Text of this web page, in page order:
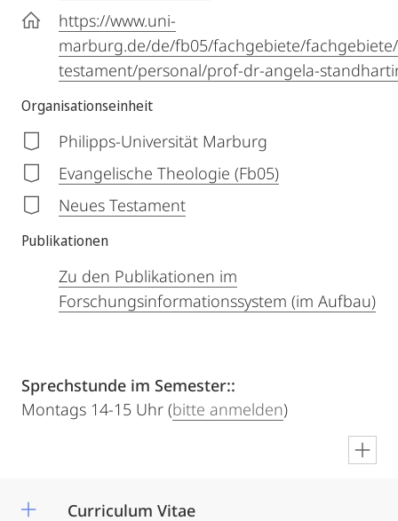
https://www.uni-
marburg.de/de/fb05/fachgebiete/
testament/personal/prof-dr-angela-
Organisationseinheit
Philipps-Universität Marburg
Evangelische Theologie (Fb05)
Neues Testament
Publikationen
Zu den Publikationen im
Forschungsinformationssystem (im Aufbau)
Sprechstunde im Semester::
Montags 14-15 Uhr (bitte anmelden)
Curriculum Vitae